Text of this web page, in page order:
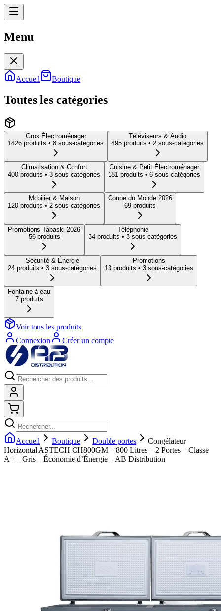
Menu
Accueil Boutique
Toutes les catégories
Gros Électroménager
1426 produits • 8 sous-catégories
Téléviseurs & Audio
495 produits • 2 sous-catégories
Climatisation & Confort
400 produits • 3 sous-catégories
Cuisine & Petit Électroménager
181 produits • 6 sous-catégories
Mobilier & Maison
120 produits • 2 sous-catégories
Coupe du Monde 2026
69 produits
Promotions Tabaski 2026
56produits
Téléphonie
34 produits • 3 sous-catégories
Sécurité & Énergie
24 produits • 3 sous-catégories
Promotions
13 produits • 3 sous-catégories
Fontaine à eau
7produits
Voir tous les produits
Connexion
Créer un compte
Accueil Boutique Double portes
Congélateur
Horizontal ASTECH CH800GM – 800 Litres – 2 Portes – Classe
A+ – Gris – Économie d’Énergie – AB Distribution